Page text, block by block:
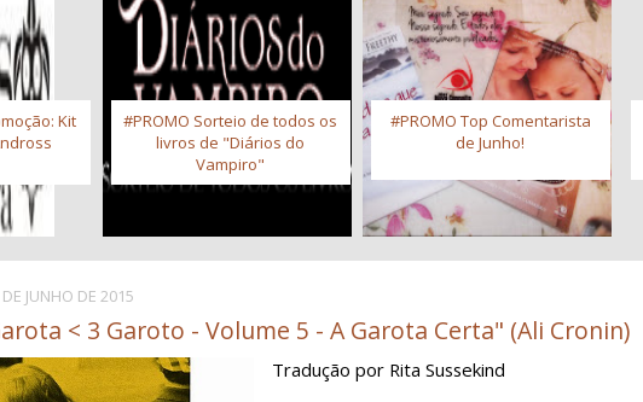
Kit
#PROMO Sorteio de todos os
livros de "Diários do
Vampiro"
#PROMO Top Comentarista
de Junho!
JUNHO DE 2015
< 3 Garoto - Volume 5 - A Garota Certa" (Ali Cronin)
Tradução por Rita Sussekind